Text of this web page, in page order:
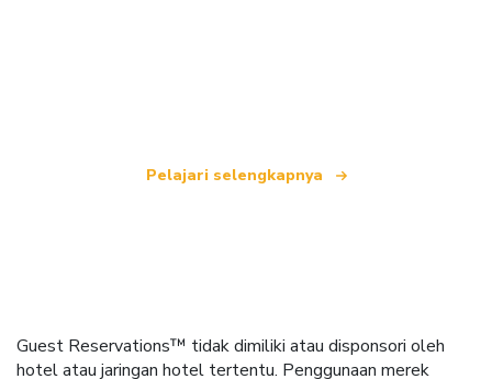
Pelajari selengkapnya
Guest Reservations™ tidak dimiliki atau disponsori oleh
hotel atau jaringan hotel tertentu. Penggunaan merek